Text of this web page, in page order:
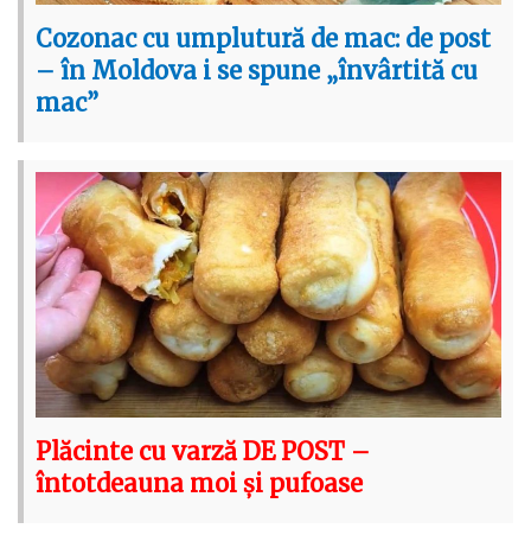
Cozonac cu umplutură de mac: de post
– în Moldova i se spune „învârtită cu
mac”
Plăcinte cu varză DE POST –
întotdeauna moi și pufoase